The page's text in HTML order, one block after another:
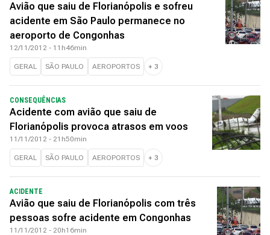
Avião que saiu de Florianópolis e sofreu
acidente em São Paulo permanece no
aeroporto de Congonhas
12/11/2012 - 11h46min
GERAL SÃO PAULO AEROPORTOS + 3
CONSEQUÊNCIAS
Acidente com avião que saiu de
Florianópolis provoca atrasos em voos
11/11/2012 - 21h50min
GERAL SÃO PAULO AEROPORTOS + 3
ACIDENTE
Avião que saiu de Florianópolis com três
pessoas sofre acidente em Congonhas
11/11/2012 - 20h16min